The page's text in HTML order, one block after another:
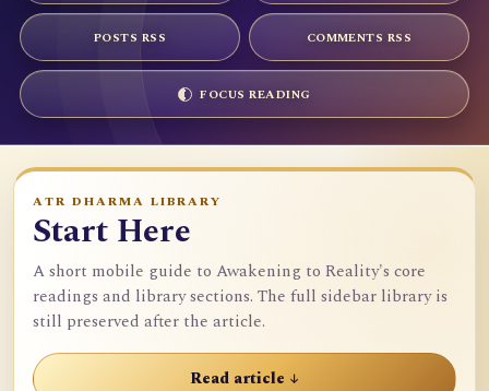
POSTS RSS COMMENTS RSS
FOCUS READING
ATR DHARMA LIBRARY
Start Here
A short mobile guide to Awakening to Reality's core
readings and library sections. The full sidebar library is
still preserved after the article.
Read article ↓